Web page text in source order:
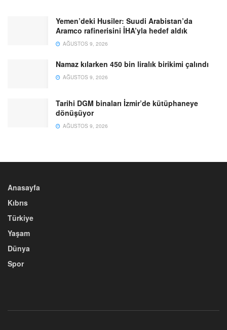
Yemen’deki Husiler: Suudi Arabistan’da
Aramco rafinerisini İHA’yla hedef aldık
AĞUSTOS 9, 2026
Namaz kılarken 450 bin liralık birikimi çalındı
AĞUSTOS 9, 2026
Tarihi DGM binaları İzmir’de kütüphaneye
dönüşüyor
AĞUSTOS 9, 2026
Anasayfa
Kıbrıs
Türkiye
Yaşam
Dünya
Spor